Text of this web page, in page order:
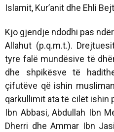
Islamit, Kur’anit dhe Ehli
Kjo gjendje ndodhi pas
Allahut (p.q.m.t.).
tyre falë mundësive të
dhe shpikësve të
çifutëve që ishin
qarkullimit ata të cilët
Ibn Abbasi, Abdullah Ibn
Dherri dhe Ammar Ibn